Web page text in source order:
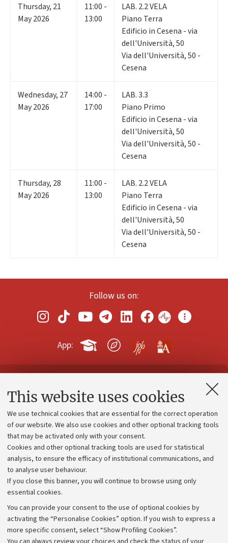
This website uses cookies
We use technical cookies that are essential for the correct operation
of our website. We also use cookies and other optional tracking tools
that may be activated only with your consent.
Cookies and other optional tracking tools are used for statistical
analysis, to ensure the efficacy of institutional communications, and
to analyse user behaviour.
If you close this banner, you will continue to browse using only
essential cookies.
You can provide your consent to the use of optional cookies by
activating the “Personalise Cookies” option. If you wish to express a
more specific consent, select “Show Profiling Cookies”.
Thursday, 21
May 2026
11:00 -
13:00
LAB. 2.2 VELA
Piano Terra
Edificio in Cesena - via
dell'Università, 50
Via dell'Università, 50 -
Cesena
Wednesday, 27
May 2026
14:00 -
17:00
LAB. 3.3
Piano Primo
Edificio in Cesena - via
dell'Università, 50
Via dell'Università, 50 -
Cesena
Thursday, 28
May 2026
11:00 -
13:00
LAB. 2.2 VELA
Piano Terra
Edificio in Cesena - via
dell'Università, 50
Via dell'Università, 50 -
Cesena
Follow us on:
App:
Contacts and certified e-mail (PEC)
Administrative divisions
Work with us
Alumni community
Strategic plan
University budgets
Calls and competitions
Transparent administration
Appeals lodged